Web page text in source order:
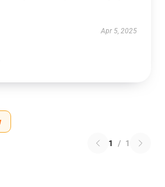
Apr 5, 2025
1 / 1